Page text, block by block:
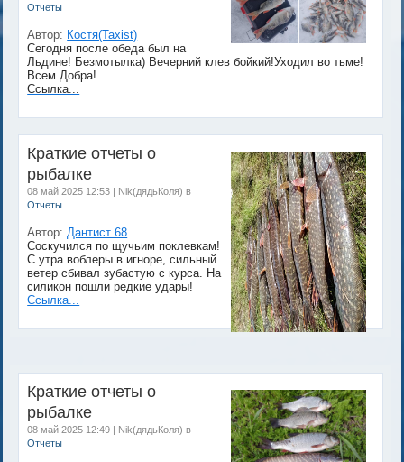
Отчеты
Автор: Костя(Taxist)
Сегодня после обеда был на
Льдине! Безмотылка) Вечерний клев бойкий!Уходил во тьме!
Всем Добра!
Ссылка...
Краткие отчеты о
рыбалке
08 май 2025 12:53 | Nik(дядьКоля) в
Отчеты
Автор: Дантист 68
Соскучился по щучьим поклевкам!
С утра воблеры в игноре, сильный
ветер сбивал зубастую с курса. На
силикон пошли редкие удары!
Ссылка...
Краткие отчеты о
рыбалке
08 май 2025 12:49 | Nik(дядьКоля) в
Отчеты